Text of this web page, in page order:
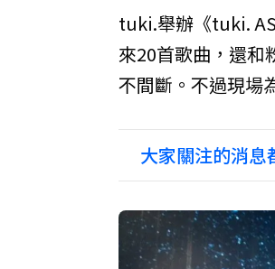
tuki.舉辦《tuki.
來20首歌曲，還和
不間斷。不過現場
大家關注的消息